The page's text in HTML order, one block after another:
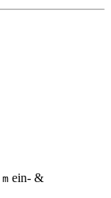
m ein- &